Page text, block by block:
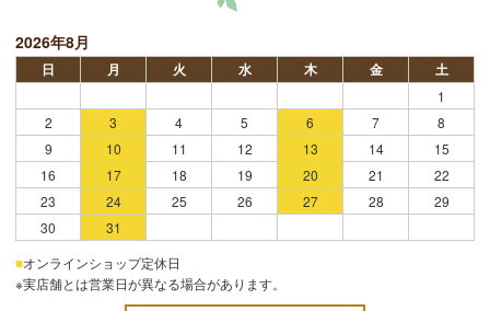
2026年8月
日 月 火 水 木 金 土
1
2
3 4 5 6 7
8
9
10 11 12 13 14
15
16
17 18 19 20 21
22
23
24 25 26 27 28
29
30
31
■オンラインショップ定休日
※実店舗とは営業日が異なる場合があります。